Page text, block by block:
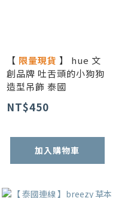
【 限量現貨 】 hue 文
創品牌 吐舌頭的小狗狗
造型吊飾 泰國
NT$450
加入購物車